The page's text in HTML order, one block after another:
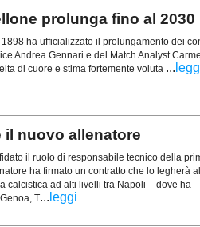
prolunga fino al 2030
1898 ha ufficializzato il prolungamento dei
Andrea Gennari e del Match Analyst
di cuore e stima fortemente voluta ...
il nuovo allenatore
il ruolo di responsabile tecnico della
ha firmato un contratto che lo legherà
calcistica ad alti livelli tra Napoli – dove ha
T... leggi